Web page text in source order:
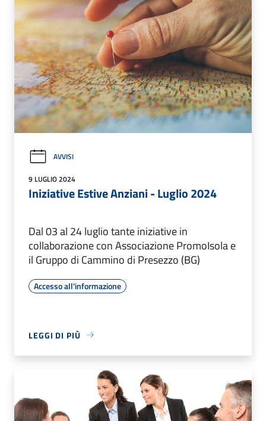
AVVISI
9 LUGLIO 2024
Iniziative Estive Anziani - Luglio 2024
Dal 03 al 24 luglio tante iniziative in
collaborazione con Associazione PromoIsola e
il Gruppo di Cammino di Presezzo (BG)
Accesso all'informazione
LEGGI DI PIÙ